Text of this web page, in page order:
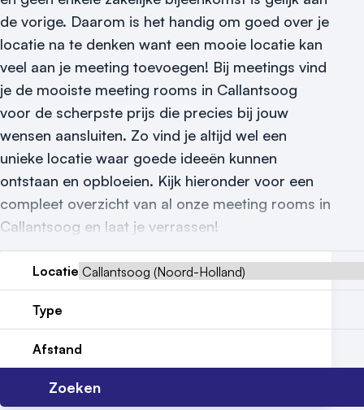
Meld locatie aan
Nieuws
Reviews (5⭐️)
Contact
de vorige. Daarom is het handig om goed over je
locatie na te denken want een mooie locatie kan
veel aan je meeting toevoegen! Bij meetings vind
je de mooiste meeting rooms in Callantsoog
voor de scherpste prijs die precies bij jouw
wensen aansluiten. Zo vind je altijd wel een
unieke locatie waar goede ideeën kunnen
ontstaan en opbloeien. Kijk hieronder voor een
compleet overzicht van al onze meeting rooms in
Callantsoog en laat je verrassen!
Locatie
Type
Afstand
Zoeken